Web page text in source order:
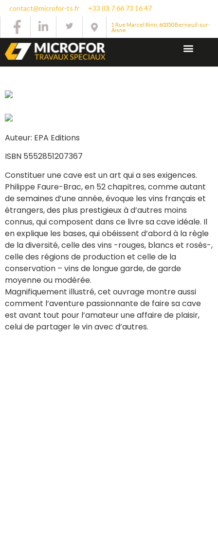
contact@microfor-ts.fr +33 (0) 7 66 73 16 47
1 Rue Marcel Rinn, 60350 Berneuil-sur-
Aisne
Auteur: EPA Editions
ISBN 5552851207367
Constituer une cave est un art qui a ses exigences.
Philippe Faure-Brac, en 52 chapitres, comme autant
de semaines d’une année, évoque les vins français et
étrangers, des plus prestigieux à d’autres moins
connus, qui composent dans ce livre sa cave idéale. Il
en explique les bases, qui obéissent d’abord à la règle
de la diversité, celle des vins -rouges, blancs et rosés-,
celle des régions de production et celle de la
conservation – vins de longue garde, de garde
moyenne ou modérée.
Magnifiquement illustré, cet ouvrage montre aussi
comment l’aventure passionnante de faire sa cave
est avant tout pour l’amateur une affaire de plaisir,
celui de partager le vin avec d’autres.